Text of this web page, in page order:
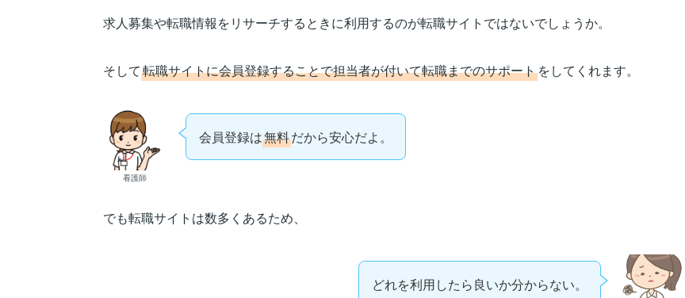
求人募集や転職情報をリサーチするときに利用するのが転職サイトではないでしょうか。
そして転職サイトに会員登録することで担当者が付いて転職までのサポートをしてくれます。
看護師
会員登録は無料だから安心だよ。
でも転職サイトは数多くあるため、
どれを利用したら良いか分からない。